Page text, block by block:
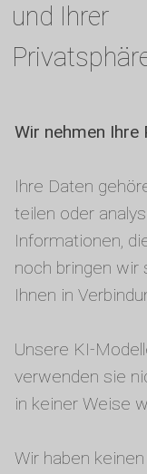
und Ihrer
Wir nehmen Ihre
Ihre Daten
teilen oder
Informationen,
noch bringen wir
Ihnen in
Unsere KI-
verwenden sie
in keiner Weise
Wir haben